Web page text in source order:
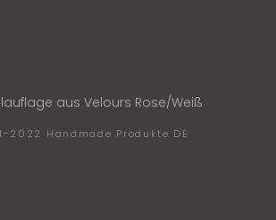
2022 Handmade Produkte DE